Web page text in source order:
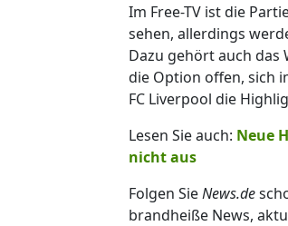
Im Free-TV ist die
sehen, allerdings
Dazu gehört auch das
die Option offen, sich
FC Liverpool die
Lesen Sie auch: Neue
nicht aus
Folgen SieNews.de
brandheiße News,